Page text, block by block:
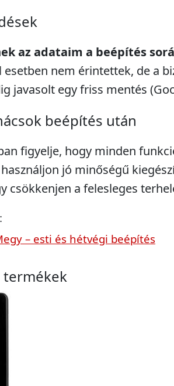
az adataim a beépítés
nem érintettek, de a
javasolt egy friss mentés
beépítés után
figyelje, hogy minden
jó minőségű
csökkenjen a felesleges
– esti és hétvégi beépítés
termékek